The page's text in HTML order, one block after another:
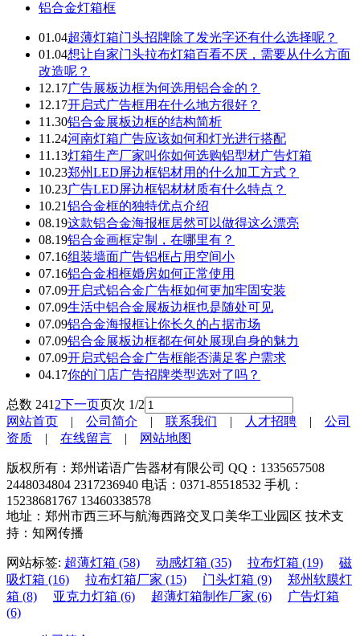
铝合金灯箱框
01.04超薄灯箱门头招牌除了发光字还有什么选择呢？
01.04想让自家门头拉布灯箱百看不厌，需要从什么方面
改造呢？
12.17广告展板边框为何选用铝合金的？
12.17开启式广告框用在什么地方很好？
11.30铝合金展板边框的结构简析
11.24河南灯箱广告应该如何和灯光进行搭配
11.13灯箱生产厂家叫你如何选购铝型材广告灯箱
10.23郑州LED屏边框铝材用的什么加工方式？
10.23广告LED屏边框铝材材质有什么特点？
10.21铝合金框的独特优点介绍
08.19这款铝合金海报框居然可以做得这么漂亮
08.19铝合金画框定制，在哪里有？
07.16组装墙面广告铝框占用空间小
07.16铝合金相框婚房如何正常使用
07.09开启式铝合金广告框如何更加牢固安装
07.09生活中铝合金展板边框也是随处可见
07.09铝合金海报框让你长久的占据市场
07.09铝合金展板边框都在何处展现自身的魅力
07.09开启式铝合金广告框能否满足客户需求
04.17你的门店广告招牌类型选对了吗？
总数 241 2下一页页次 1/2
网站首页 | 公司简介 | 联系我们 | 人才招聘 | 公司
资质 | 在线留言 | 网站地图
版权所有：郑州诺语广告器材有限公司 QQ：1335657508
2448034804 2317236940 电话：0371-85518532 手机：
15238681767 13460338578
地址：郑州市西三环与航海西路交叉口美华工业园区 技术支
持：知网传播
网站标签: 超薄灯箱 (58) 动感灯箱 (35) 拉布灯箱 (19)
磁
吸灯箱 (16)
拉布灯箱厂家 (15) 门头灯箱 (9)
郑州软膜灯
箱 (8)
亚克力灯箱 (6) 超薄灯箱制作厂家 (6)
广告灯箱
(6)